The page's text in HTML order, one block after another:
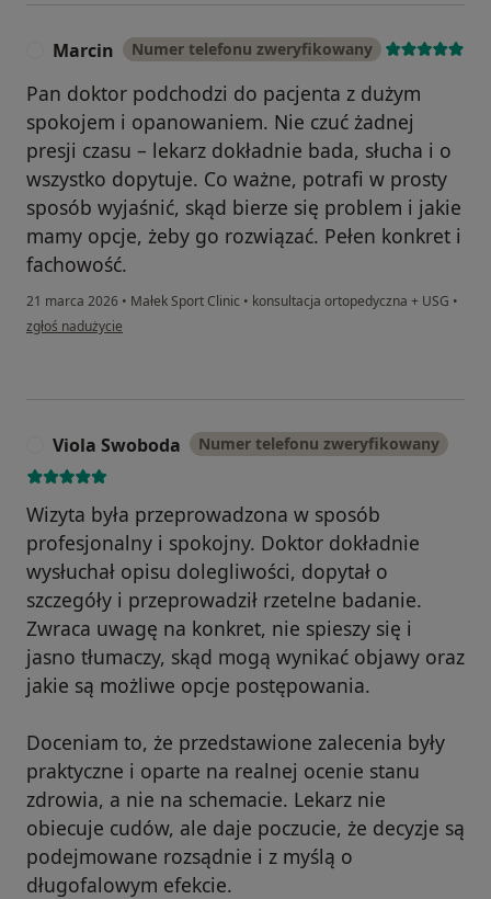
Marcin Numer telefonu zweryfikowany
Pan doktor podchodzi do pacjenta z dużym
spokojem i opanowaniem. Nie czuć żadnej
presji czasu – lekarz dokładnie bada, słucha i o
wszystko dopytuje. Co ważne, potrafi w prosty
sposób wyjaśnić, skąd bierze się problem i jakie
mamy opcje, żeby go rozwiązać. Pełen konkret i
fachowość.
21 marca 2026 • Małek Sport Clinic • konsultacja ortopedyczna + USG •
w opinii użytkownika Marcin
zgłoś nadużycie
Viola Swoboda Numer telefonu zweryfikowany
Wizyta była przeprowadzona w sposób
profesjonalny i spokojny. Doktor dokładnie
wysłuchał opisu dolegliwości, dopytał o
szczegóły i przeprowadził rzetelne badanie.
Zwraca uwagę na konkret, nie spieszy się i
jasno tłumaczy, skąd mogą wynikać objawy oraz
jakie są możliwe opcje postępowania.
Doceniam to, że przedstawione zalecenia były
praktyczne i oparte na realnej ocenie stanu
zdrowia, a nie na schemacie. Lekarz nie
obiecuje cudów, ale daje poczucie, że decyzje są
podejmowane rozsądnie i z myślą o
długofalowym efekcie.